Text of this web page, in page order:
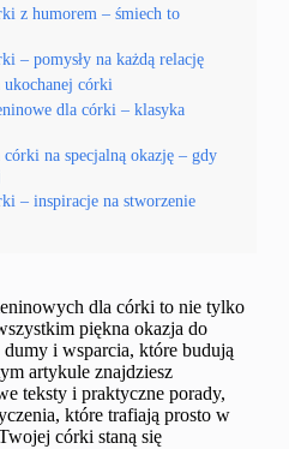
z humorem – śmiech to
– pomysły na każdą relację
córki
dla córki – klasyka
na specjalną okazję – gdy
– inspiracje na stworzenie
dla córki to nie tylko
piękna okazja do
dumy i wsparcia, które budują
artykule znajdziesz
teksty i praktyczne porady,
które trafiają prosto w
córki staną się